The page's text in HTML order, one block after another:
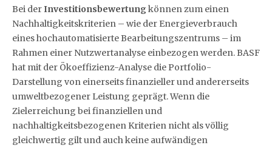
Bei derInvestitionsbewertungkönnen zum einen
Nachhaltigkeitskriterien – wie der Energieverbrauch
eines hochautomatisierte Bearbeitungszentrums – im
Rahmen einer Nutzwertanalyse einbezogen werden. BASF
hat mit der Ökoeffizienz-Analyse die Portfolio-
Darstellung von einerseits finanzieller und andererseits
umweltbezogener Leistung geprägt. Wenn die
Zielerreichung bei finanziellen und
nachhaltigkeitsbezogenen Kriterien nicht als völlig
gleichwertig gilt und auch keine aufwändigen